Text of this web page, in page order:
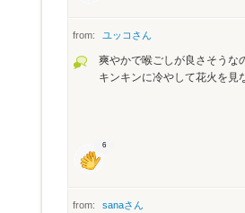
from: ユッコ さん
爽やかで喉ごしが良さそうな
キンキンに冷やして花火を見
6
from: sanaさん